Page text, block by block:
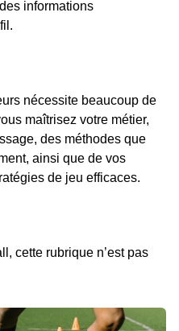
informations
nécessite beaucoup de
maîtrisez votre métier,
des méthodes que
ainsi que de vos
de jeu efficaces.
cette rubrique n’est pas